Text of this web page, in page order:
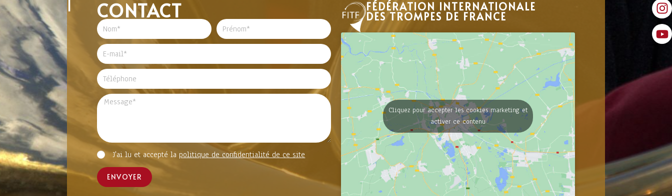
CONTACT
J'ai lu et accepté la politique de confidentialité de ce site
ENVOYER
FÉDÉRATION INTERNATIONALE
DES TROMPES DE FRANCE
Cliquez pour accepter les cookies marketing et
activer ce contenu